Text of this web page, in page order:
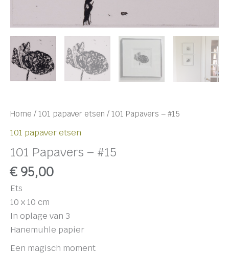
Home / 101 papaver etsen / 101 Papavers – #15
101 papaver etsen
101 Papavers – #15
€ 95,00
Ets
10 x 10 cm
In oplage van 3
Hanemuhle papier
Een magisch moment